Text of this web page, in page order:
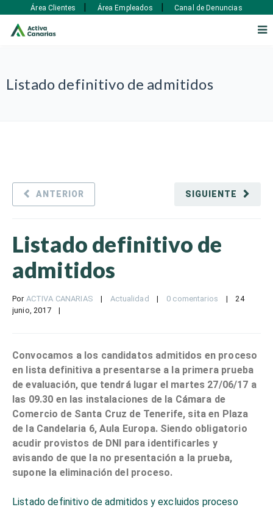
Listado definitivo de admitidos
SIGUIENTE
ANTERIOR
Listado definitivo de
admitidos
Por ACTIVA CANARIAS | Actualidad | 0 comentarios |
24
junio, 2017 |
Convocamos a los candidatos admitidos en proceso
en lista definitiva a presentarse a la primera prueba
de evaluación, que tendrá lugar el martes 27/06/17 a
las 09.30 en las instalaciones de la Cámara de
Comercio de Santa Cruz de Tenerife, sita en Plaza
de la Candelaria 6, Aula Europa. Siendo obligatorio
acudir provistos de DNI para identificarles y
avisando de que la no presentación a la prueba,
supone la eliminación del proceso.
Listado definitivo de admitidos y excluidos proceso
Área Clientes | Área Empleados | Canal de Denuncias